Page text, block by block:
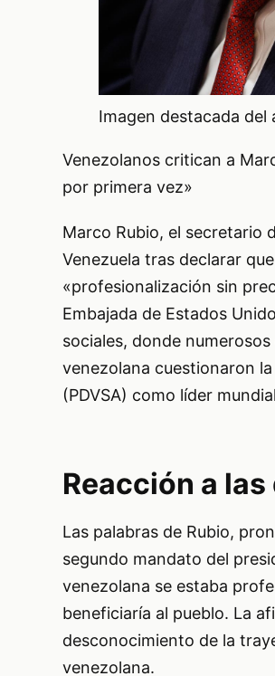
Imagen destacada
Venezolanos critican a
por primera vez»
Marco Rubio, el secretario
Venezuela tras declarar
«profesionalización sin
Embajada de Estados
sociales, donde
venezolana cuestionaron
(PDVSA) como líder
Reacción a
Las palabras de Rubio,
segundo mandato del
venezolana se estaba
beneficiaría al pueblo. La
desconocimiento de la
venezolana.